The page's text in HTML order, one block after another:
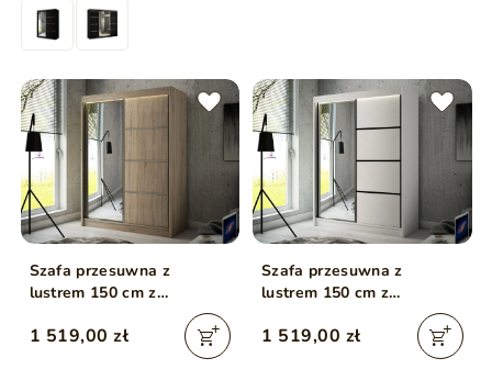
Szafa przesuwna z
lustrem 150 cm z
oświetleniem LED Portel
Dąb Sonoma
1 519,00 zł
Szafa przesuwna z
lustrem 150 cm z
oświetleniem LED Portel
Biała
1 519,00 zł